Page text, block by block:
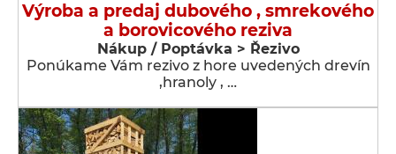
Výroba a predaj dubového , smrekového
a borovicového reziva
Nákup / Poptávka > Řezivo
Ponúkame Vám rezivo z hore uvedených drevín
,hranoly , …